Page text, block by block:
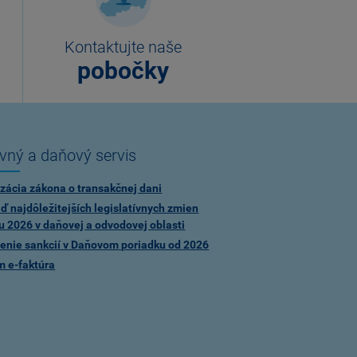
Kontaktujte naše
pobočky
a daňový servis
zákona o transakčnej dani
najdôležitejších legislatívnych zmien
2026 v daňovej a odvodovej oblasti
sankcií v Daňovom poriadku od 2026
e-faktúra